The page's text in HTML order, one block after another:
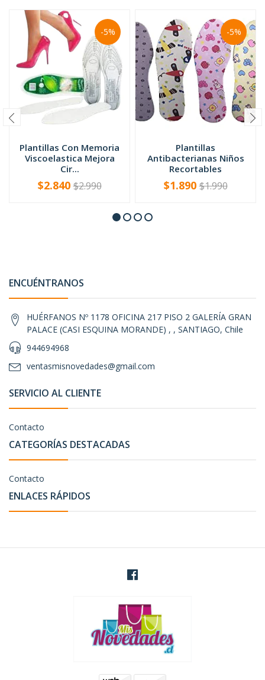
-5%
Plantillas Con Memoria
Viscoelastica Mejora
Cir...
+
$2.840$2.990
-5%
Plantillas
Antibacterianas Niños
Recortables
+
$1.890$1.990
ENCUÉNTRANOS
HUÉRFANOS Nº 1178 OFICINA 217 PISO 2 GALERÍA GRAN
PALACE (CASI ESQUINA MORANDE) , , SANTIAGO, Chile
944694968
ventasmisnovedades@gmail.com
SERVICIO AL CLIENTE
Contacto
CATEGORÍAS DESTACADAS
Contacto
ENLACES RÁPIDOS